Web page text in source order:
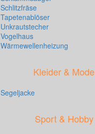
Schlitzfräse
Tapetenablöser
Unkrautstecher
Vogelhaus
Wärmewellenheizung
Kleider & Mode
Segeljacke
Sport & Hobby